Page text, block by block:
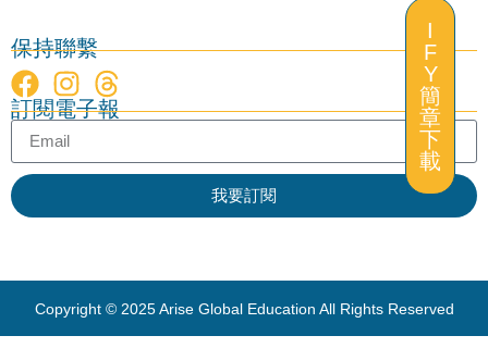
立
即
諮
詢
保持聯繫
訂閱電子報
我要訂閱
Copyright © 2025 Arise Global Education All Rights Reserved
I
F
Y
簡
章
下
載